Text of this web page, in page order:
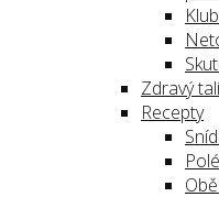
Zdravý
Recepty